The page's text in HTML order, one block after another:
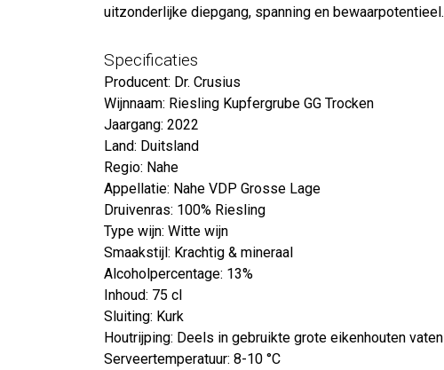
uitzonderlijke diepgang, spanning en bewaarpotentieel.
Specificaties
Producent: Dr. Crusius
Wijnnaam: Riesling Kupfergrube GG Trocken
Jaargang: 2022
Land: Duitsland
Regio: Nahe
Appellatie: Nahe VDP Grosse Lage
Druivenras: 100% Riesling
Type wijn: Witte wijn
Smaakstijl: Krachtig & mineraal
Alcoholpercentage: 13%
Inhoud: 75 cl
Sluiting: Kurk
Houtrijping: Deels in gebruikte grote eikenhouten vaten
Serveertemperatuur: 8-10 °C